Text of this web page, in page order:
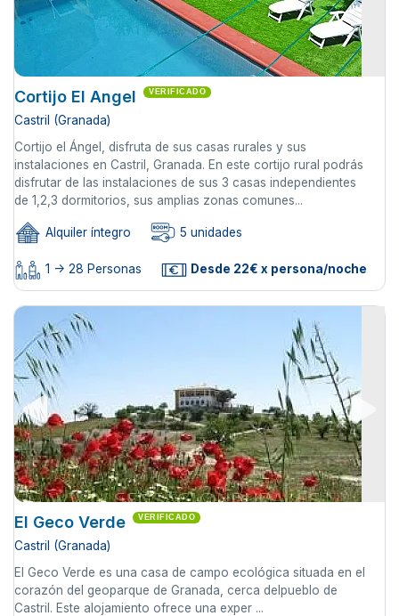
Cortijo El Angel VERIFICADO
Castril (Granada)
Cortijo el Ángel, disfruta de sus casas rurales y sus
instalaciones en Castril, Granada. En este cortijo rural podrás
disfrutar de las instalaciones de sus 3 casas independientes
de 1,2,3 dormitorios, sus amplias zonas comunes...
Alquiler íntegro 5 unidades
1 -> 28 Personas Desde 22€ x persona/noche
El Geco Verde VERIFICADO
Castril (Granada)
El Geco Verde es una casa de campo ecológica situada en el
corazón del geoparque de Granada, cerca delpueblo de
Castril. Este alojamiento ofrece una exper ...